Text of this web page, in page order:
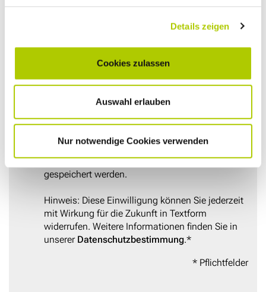
Details zeigen
Cookies zulassen
Auswahl erlauben
Nur notwendige Cookies verwenden
Ich willige ein, dass meine Daten zwecks
Bearbeitung der Anfrage sowie für den Fall, dass
Anschlussfragen entstehen, verarbeitet und
gespeichert werden.
Hinweis: Diese Einwilligung können Sie jederzeit
mit Wirkung für die Zukunft in Textform
widerrufen. Weitere Informationen finden Sie in
unserer Datenschutzbestimmung.*
* Pflichtfelder